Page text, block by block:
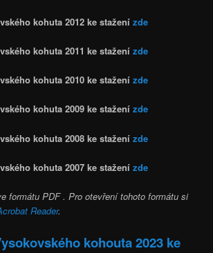
kohuta 2012 ke staženízde
kohuta 2011 ke staženízde
kohuta 2010 ke staženízde
kohuta 2009 ke staženízde
kohuta 2008 ke staženízde
kohuta 2007 ke staženízde
formátu PDF . Pro otevření tohoto formátu si
Reader.
kohouta 2023 ke